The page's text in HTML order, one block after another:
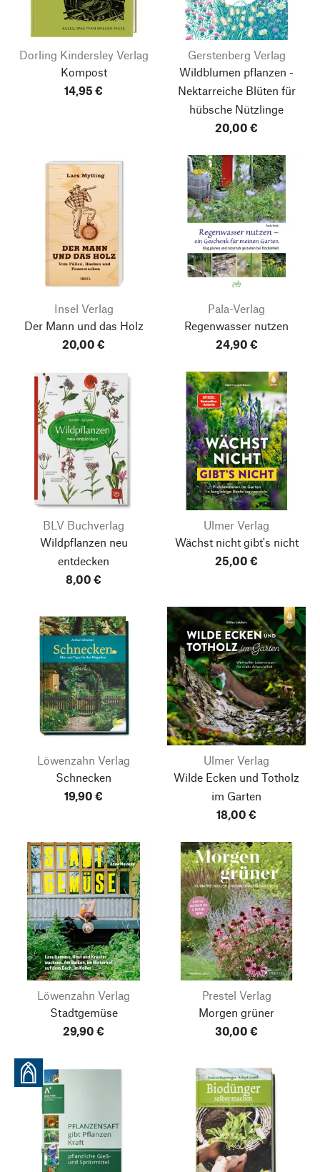
Dorling Kindersley Verlag
Kompost
14,95 €
Gerstenberg Verlag
Wildblumen pflanzen -
Nektarreiche Blüten für
hübsche Nützlinge
20,00 €
Insel Verlag
Der Mann und das Holz
20,00 €
Pala-Verlag
Regenwasser nutzen
24,90 €
BLV Buchverlag
Wildpflanzen neu
entdecken
8,00 €
Ulmer Verlag
Wächst nicht gibt's nicht
25,00 €
Löwenzahn Verlag
Schnecken
19,90 €
Ulmer Verlag
Wilde Ecken und Totholz
im Garten
18,00 €
Löwenzahn Verlag
Stadtgemüse
29,90 €
Prestel Verlag
Morgen grüner
30,00 €